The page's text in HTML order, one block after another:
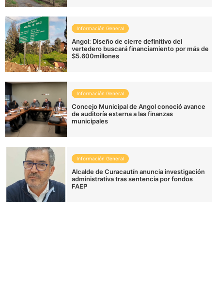
Información General
Angol: Diseño de cierre definitivo del
vertedero buscará financiamiento por más de
$5.600millones
Información General
Concejo Municipal de Angol conoció avance
de auditoría externa a las finanzas
municipales
Información General
Alcalde de Curacautín anuncia investigación
administrativa tras sentencia por fondos
FAEP